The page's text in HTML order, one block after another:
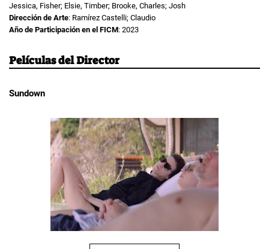
Jessica, Fisher; Elsie, Timber; Brooke, Charles; Josh
Dirección de Arte: Ramírez Castelli; Claudio
Año de Participación en el FICM: 2023
Películas del Director
Sundown